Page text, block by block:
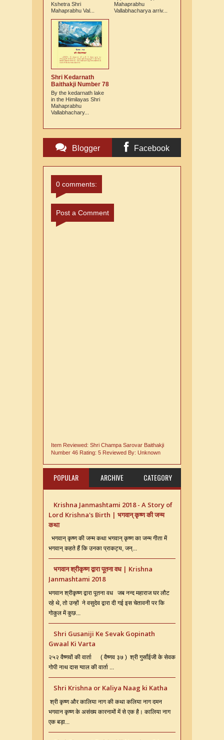
Kshetra Shri
Mahaprabhu Val...
Mahaprabhu
Vallabhacharya arriv...
Shri Kedarnath
Baithakji Number 78
By the kedarnath lake
in the Himilayas Shri
Mahaprabhu
Vallabhachary...
Blogger
Comments
Facebook
Comments
0 comments:
Post a Comment
Item Reviewed: Shri Champa Sarovar Baithakji
Number 46 Rating: 5 Reviewed By: Unknown
POPULAR ARCHIVE CATEGORY
Krishna Janmashtami 2018 - A Story of
Lord Krishna's Birth | भगवान् कृष्ण की जन्म
कथा
भगवान् कृष्ण की जन्म कथा भगवान् कृष्ण का जन्म गीता में
भगवान् कहते हैं कि उनका प्राकट्य, जन्...
भगवान श्रीकृष्ण द्वारा पूतना वध | Krishna
Janmashtami 2018
भगवान श्रीकृष्ण द्वारा पूतना वध जब नन्द महाराज घर लौट
रहे थे, तो उन्हों ने वसुदेव द्वारा दी गई इस चेतावनी पर कि
गोकुल में कुछ...
Shri Gusaniji Ke Sevak Gopinath
Gwaal Ki Varta
२५२ वैष्णवों की वार्ता ( वैष्णव ३७ ) श्री गुसाँईजी के सेवक
गोपी नाथ दास ग्वाल की वार्ता ...
Shri Krishna or Kaliya Naag ki Katha
श्री कृष्ण और कालिया नाग की कथा कलिया नाग दमन
भगवान कृष्ण के असंख्य कारनामों में से एक है। कालिया नाग
एक बड़ा...